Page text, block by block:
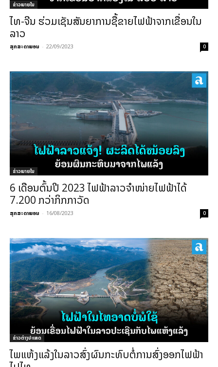
ຂ່າວພາຍ​ໃນ
ໄທ-ຈີນ ຮ່ວມເຊັນສັນຍາການຊື້ຂາຍໄຟຟ້າຈາກເຂື່ອນໃນ
ລາວ
ສຸກສະດາພອນ - 22/09/2023 0
ຂ່າວພາຍ​ໃນ
6 ເດືອນຕົ້ນປີ 2023 ໄຟຟ້າລາວຈໍາໜ່າຍໄຟຟ້າໄດ້
7.200 ກວ່າກິກກາວັດ
ສຸກສະດາພອນ - 16/08/2023 0
ຂ່າວຕ່າງປະເທດ
ໄພແຫ້ງແລ້ງໃນລາວສົ່ງຜົນກະທົບຕໍ່ການສົ່ງອອກໄຟຟ້າ